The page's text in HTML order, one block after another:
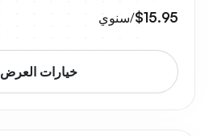
$15.95/سنوي
خيارات العرض